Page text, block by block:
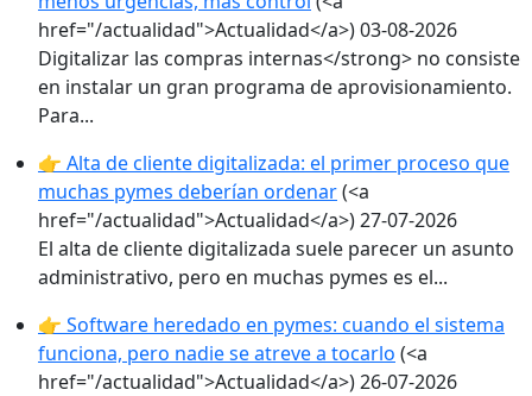
href="/actualidad">Actualidad</a>)03-08-2026
Digitalizar las compras internas</strong> no consiste
en instalar un gran programa de aprovisionamiento.
Para...
👉 Alta de cliente digitalizada: el primer proceso que
muchas pymes deberían ordenar(<a
href="/actualidad">Actualidad</a>)27-07-2026
El alta de cliente digitalizada suele parecer un asunto
administrativo, pero en muchas pymes es el...
👉 Software heredado en pymes: cuando el sistema
funciona, pero nadie se atreve a tocarlo (<a
href="/actualidad">Actualidad</a>)26-07-2026